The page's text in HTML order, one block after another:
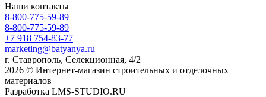
Наши контакты
8-800-775-59-89
8-800-775-59-89
+7 918 754-83-77
marketing@batyanya.ru
г. Ставрополь, Селекционная, 4/2
2026 © Интернет-магазин строительных и отделочных
материалов
Разработка LMS-STUDIO.RU